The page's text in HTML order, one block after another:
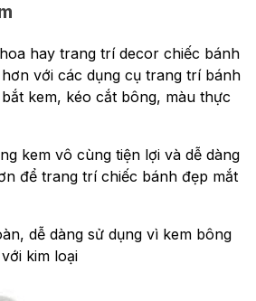
hay trang trí decor chiếc bánh
với các dụng cụ trang trí bánh
kem, kéo cắt bông, màu thực
kem vô cùng tiện lợi và dễ dàng
để trang trí chiếc bánh đẹp mắt
dễ dàng sử dụng vì kem bông
kim loại